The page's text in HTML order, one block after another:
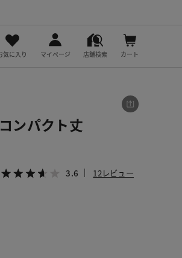
気に入り マイページ 店舗検索 カート
ンパクト丈
3.6 12レビュー